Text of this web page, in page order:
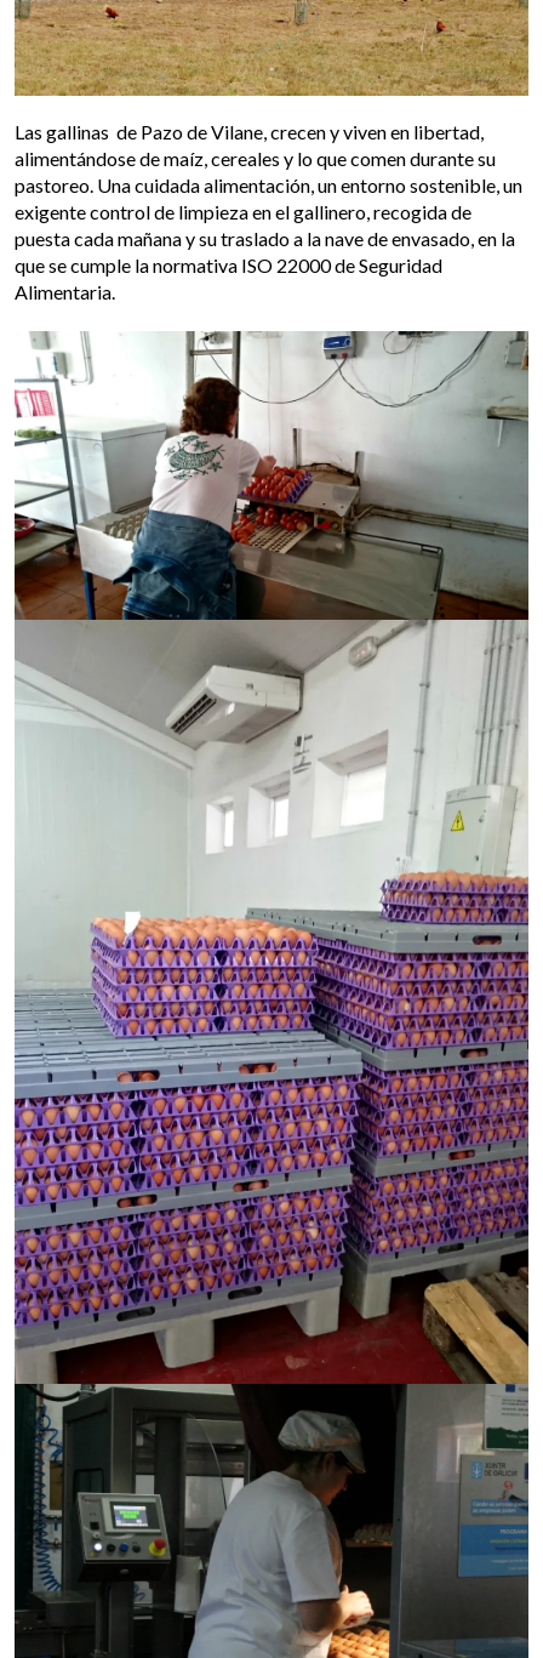
Las gallinas de Pazo de Vilane, crecen y viven en libertad,
alimentándose de maíz, cereales y lo que comen durante su
pastoreo. Una cuidada alimentación, un entorno sostenible, un
exigente control de limpieza en el gallinero, recogida de
puesta cada mañana y su traslado a la nave de envasado, en la
que se cumple la normativa ISO 22000 de Seguridad
Alimentaria.